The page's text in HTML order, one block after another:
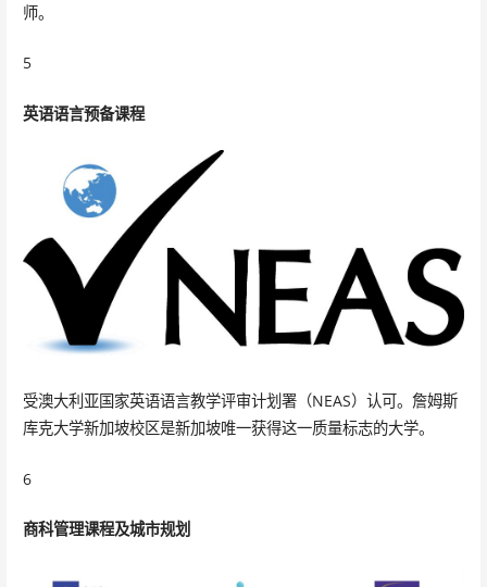
师。
5
英语语言预备课程
受澳大利亚国家英语语言教学评审计划署（NEAS）认可。詹姆斯
库克大学新加坡校区是新加坡唯一获得这一质量标志的大学。
6
商科管理课程及城市规划